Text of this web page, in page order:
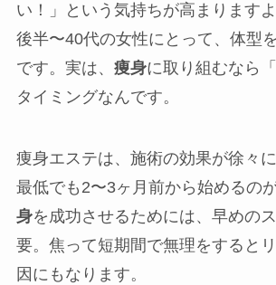
い！」という気持ちが高まります
後半〜40代の女性にとって、体型
です。実は、 痩身に取り組むなら
タイミングなんです。
痩身エステは、施術の効果が徐々に
最低でも2〜3ヶ月前から始めるの
身を成功させるためには、早めの
要。焦って短期間で無理をすると
因にもなります。